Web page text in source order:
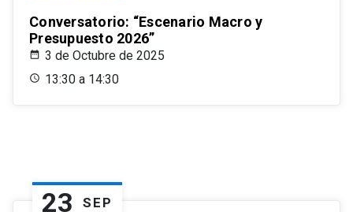
Conversatorio: “Escenario Macro y
Presupuesto 2026”
3 de Octubre de 2025
13:30 a 14:30
23 SEP